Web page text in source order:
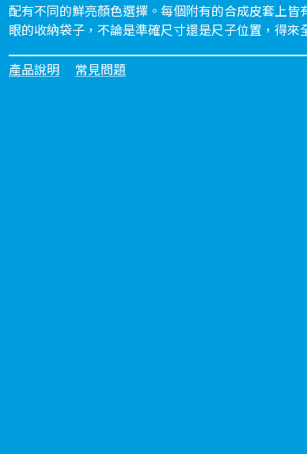
配有不同的鮮亮顏色選擇。每個附有的合成皮套上
眼的收納袋子，不論是準確尺寸還是尺子位置，得來
產品說明 常見問題